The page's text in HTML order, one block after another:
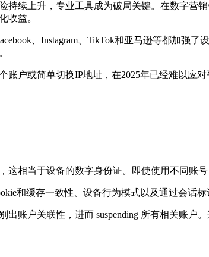
续上升，专业工具成为破局关键。在数字营
收益。
、Instagram、TikTok和亚马逊等都加强
或简单切换IP地址，在2025年已经难以应对
相当于设备的数字身份证。即使使用不同账号
缓存一致性、设备行为模式以及通过会话标
户关联性，进而 suspending 所有相关账户